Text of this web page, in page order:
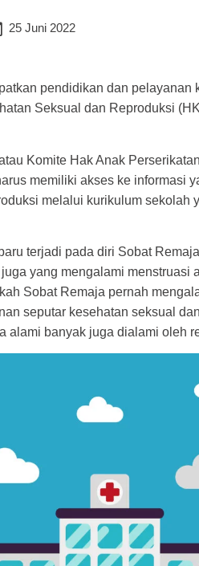
25 Juni 2022
pendidikan dan pelayanan
Seksual dan Reproduksi
Komite Hak Anak
memiliki akses ke informasi
melalui kurikulum sekolah
terjadi pada diri Sobat
yang mengalami menstruasi
Sobat Remaja pernah
seputar kesehatan seksual
alami banyak juga dialami oleh